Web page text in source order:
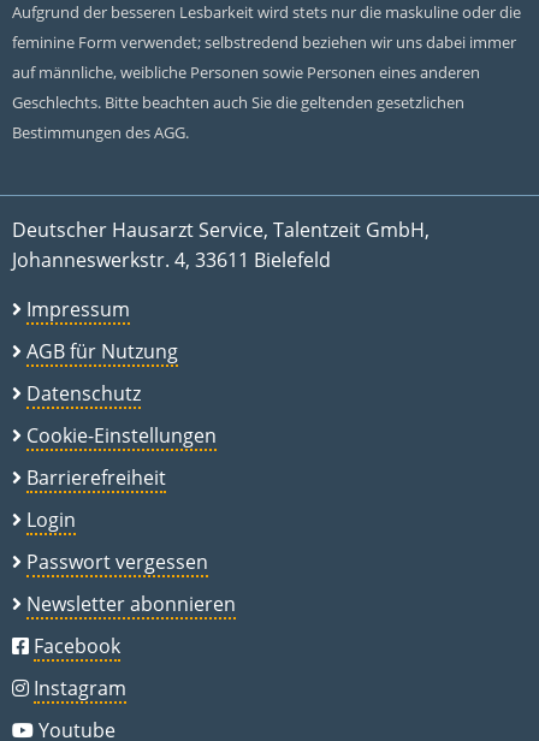
Aufgrund der besseren Lesbarkeit wird stets nur die maskuline oder die
feminine Form verwendet; selbstredend beziehen wir uns dabei immer
auf männliche, weibliche Personen sowie Personen eines anderen
Geschlechts. Bitte beachten auch Sie die geltenden gesetzlichen
Bestimmungen des AGG.
Deutscher Hausarzt Service, Talentzeit GmbH,
Johanneswerkstr. 4, 33611 Bielefeld
Impressum
AGB für Nutzung
Datenschutz
Cookie-Einstellungen
Barrierefreiheit
Login
Passwort vergessen
Newsletter abonnieren
Facebook
Instagram
Youtube